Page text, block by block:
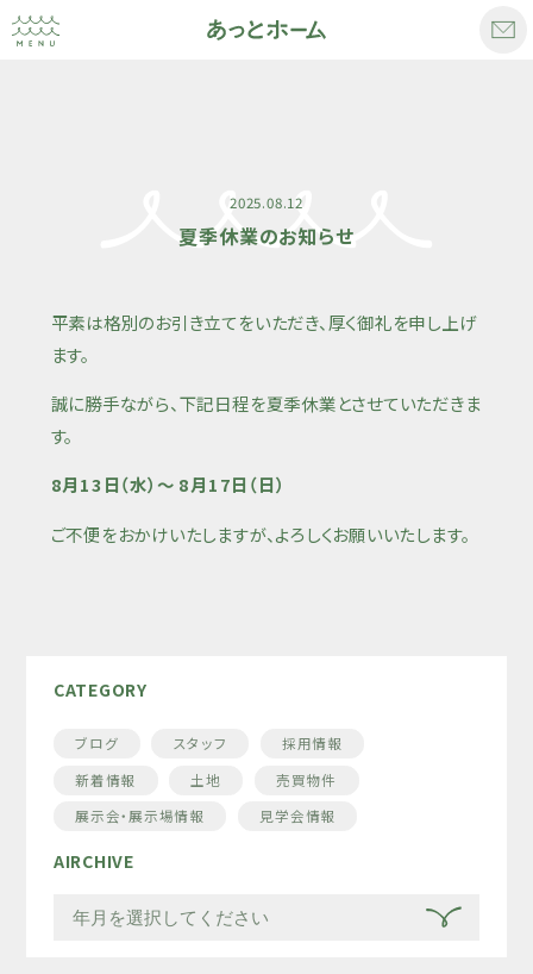
2025.08.12
夏季休業のお知らせ
平素は格別のお引き立てをいただき、厚く御礼を申し上げ
ます。
誠に勝手ながら、下記日程を夏季休業とさせていただきま
す。
8月13日（水）〜 8月17日（日）
ご不便をおかけいたしますが、よろしくお願いいたします。
CATEGORY
ブログ スタッフ
採用情報
新着情報
土地
売買物件
展示会・展示場情報
見学会情報
AIRCHIVE